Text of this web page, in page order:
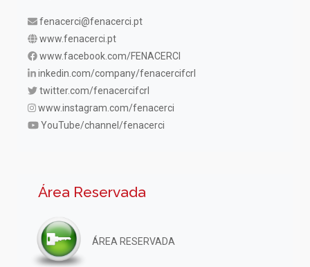
fenacerci@fenacerci.pt
www.fenacerci.pt
www.facebook.com/FENACERCI
inkedin.com/company/fenacercifcrl
twitter.com/fenacercifcrl
www.instagram.com/fenacerci
YouTube/channel/fenacerci
Área Reservada
ÁREA RESERVADA